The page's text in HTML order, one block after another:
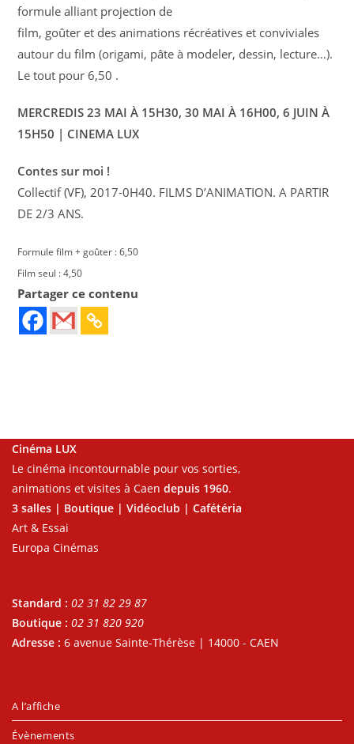
formule alliant projection de
film, goûter et des animations récréatives et conviviales
autour du film (origami, pâte à modeler, dessin, lecture…).
Le tout pour 6,50 .
MERCREDIS 23 MAI À 15H30, 30 MAI À 16H00, 6 JUIN À
15H50 | CINEMA LUX
Contes sur moi !
Collectif (VF), 2017-0H40. FILMS D’ANIMATION. A PARTIR
DE 2/3 ANS.
Formule film + goûter : 6,50
Film seul : 4,50
Partager ce contenu
Cinéma LUX
Le cinéma incontournable pour vos sorties,
animations et visites à Caen depuis 1960.
3 salles | Boutique | Vidéoclub | Cafétéria
Art & Essai
Europa Cinémas
Standard : 02 31 82 29 87
Boutique : 02 31 820 920
Adresse : 6 avenue Sainte-Thérèse | 14000 - CAEN
A l’affiche
Évènements